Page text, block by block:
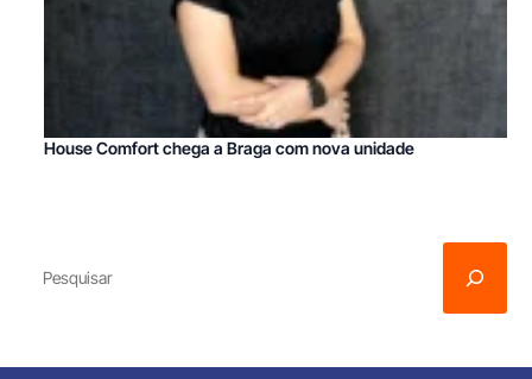
House Comfort chega a Braga com nova unidade